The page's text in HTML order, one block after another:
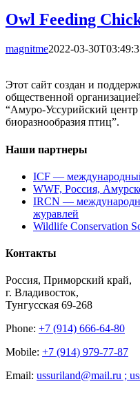
Owl Feeding
magnitme2022-03-
Этот сайт создан и
общественной
“Амуро-Уссурийский центр
биоразнообразия птиц”.
Наши партнеры
ICF —
WWF, Россия,
IRCN —
журавлей
Wildlife Conservation
Контакты
Россия, Приморский край,
г. Владивосток,
Тунгусская 69-268
Phone: +7 (914) 666-64-80
Mobile: +7 (914) 979-77-87
Email: ussuriland@mail.ru ;